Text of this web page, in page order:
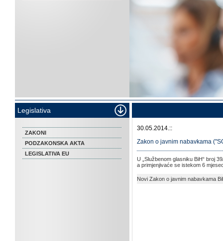
Legislativa
ZAKONI
PODZAKONSKA AKTA
LEGISLATIVA EU
30.05.2014.::
Zakon o javnim nabavkama
U „Službenom glasniku BiH“ broj
a primjenjivaće se istekom 6
Novi Zakon o javnim nabavkama